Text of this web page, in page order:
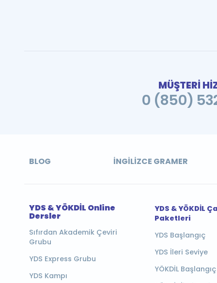
MÜŞTERİ
0 (850)
BLOG İNGILIZCE GRAMER
YDS & YÖKDİL Online
Dersler
Sıfırdan Akademik Çeviri
Grubu
YDS Express Grubu
YDS Kampı
YDS & YÖKDİL
Paketleri
YDS Başlangıç
YDS İleri Seviye
YÖKDİL Başlangıç